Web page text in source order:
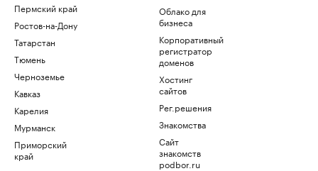
Пермский край
Ростов-на-Дону
Татарстан
Тюмень
Черноземье
Кавказ
Карелия
Мурманск
Приморский
край
Облако для
бизнеса
Корпоративный
регистратор
доменов
Хостинг
сайтов
Рег.решения
Знакомства
Сайт
знакомств
podbor.ru